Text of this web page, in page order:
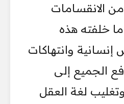
الانقسامات
خلفته هذه
وانتهاكات
الجميع إلى
لغة العقل